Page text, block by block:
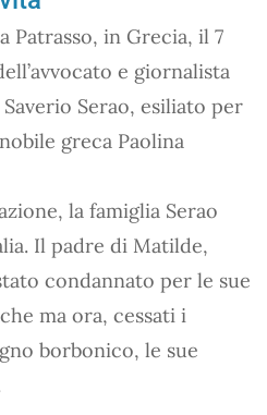
Patrasso, in Grecia, il 7
e giornalista
Serao, esiliato per
greca Paolina
la famiglia Serao
Il padre di Matilde,
condannato per le sue
ma ora, cessati i
borbonico, le sue